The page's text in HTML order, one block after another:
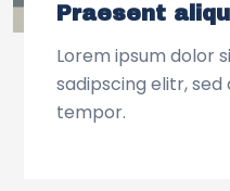
Praesent
Lorem ipsum dolor
sadipscing elitr,
tempor.